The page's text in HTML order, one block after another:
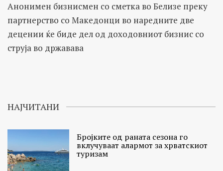
Анонимен бизнисмен со сметка во Белизе преку
партнерство со Македонци во наредните две
децении ќе биде дел од доходовниот бизнис со
струја во државава
НАЈЧИТАНИ
Бројките од раната сезона го
вклучуваат алармот за хрватскиот
туризам